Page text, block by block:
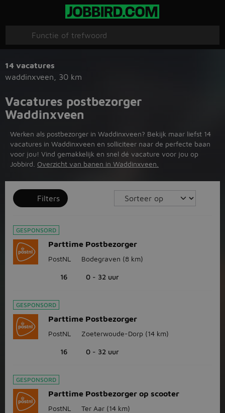
14 vacatures
waddinxveen
30 km
Vacatures postbezorger
Waddinxveen
Werken als postbezorger in Waddinxveen? Bekijk maar liefst 14
vacatures in Waddinxveen en solliciteer naar de perfecte baan
voor jou! Vind gemakkelijk en snel dé vacature voor jou op
Jobbird. Overzicht van banen in Waddinxveen.
Filters
GESPONSORD
Parttime Postbezorger
PostNL Bodegraven (8 km)
16 0 - 32 uur
GESPONSORD
Parttime Postbezorger
PostNL Zoeterwoude-Dorp (14 km)
16 0 - 32 uur
GESPONSORD
Parttime Postbezorger op scooter
PostNL Ter Aar (14 km)